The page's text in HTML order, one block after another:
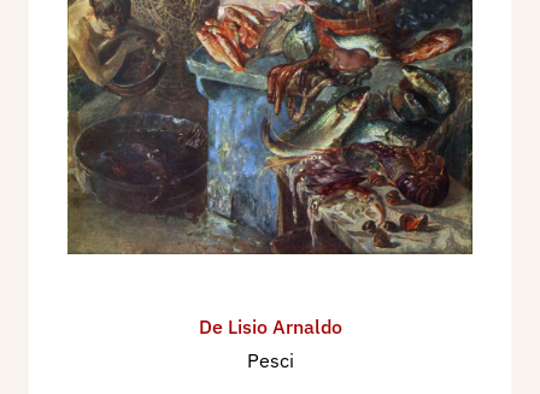
De Lisio Arnaldo
Pesci